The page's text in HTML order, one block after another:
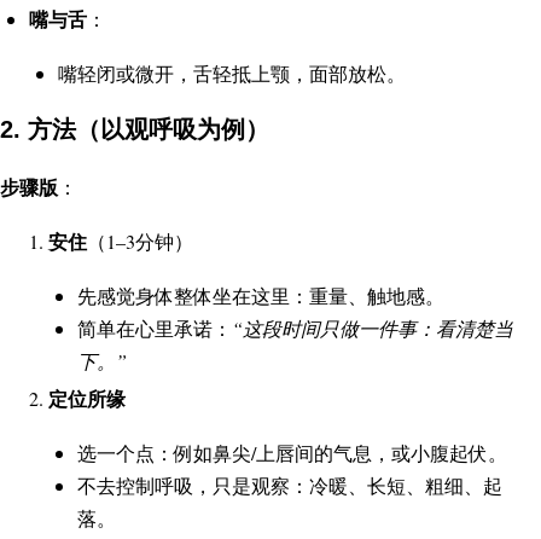
嘴与舌 ：
嘴轻闭或微开，舌轻抵上颚，面部放松。
2. 方法（以观呼吸为例）
步骤版 ：
安住 （1–3分钟）
先感觉身体整体坐在这里：重量、触地感。
简单在心里承诺： “这段时间只做一件事：看清楚当
下。”
定位所缘
选一个点：例如鼻尖/上唇间的气息，或小腹起伏。
不去控制呼吸，只是观察：冷暖、长短、粗细、起
落。